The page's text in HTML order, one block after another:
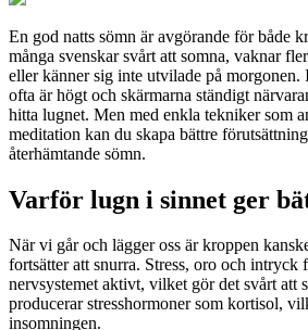
En god natts sömn är avgörande för både
många svenskar svårt att somna, vaknar
eller känner sig inte utvilade på morgonen.
ofta är högt och skärmarna ständigt
hitta lugnet. Men med enkla tekniker som
meditation kan du skapa bättre
återhämtande sömn.
Varför lugn i sinnet ger
När vi går och lägger oss är kroppen
fortsätter att snurra. Stress, oro och intryck
nervsystemet aktivt, vilket gör det svårt att
producerar stresshormoner som kortisol,
insomningen.